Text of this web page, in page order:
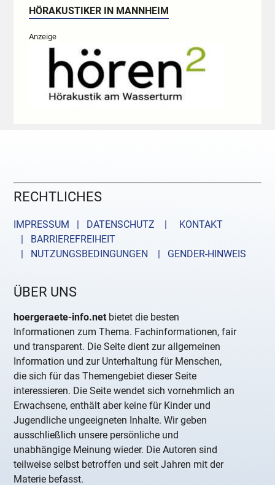
HÖRAKUSTIKER IN MANNHEIM
Anzeige
RECHTLICHES
IMPRESSUM | DATENSCHUTZ |
KONTAKT
| BARRIEREFREIHEIT
| NUTZUNGSBEDINGUNGEN
| GENDER-HINWEIS
ÜBER UNS
hoergeraete-info.net bietet die besten
Informationen zum Thema. Fachinformationen, fair
und transparent. Die Seite dient zur allgemeinen
Information und zur Unterhaltung für Menschen,
die sich für das Themengebiet dieser Seite
interessieren. Die Seite wendet sich vornehmlich an
Erwachsene, enthält aber keine für Kinder und
Jugendliche ungeeigneten Inhalte. Wir geben
ausschließlich unsere persönliche und
unabhängige Meinung wieder. Die Autoren sind
teilweise selbst betroffen und seit Jahren mit der
Materie befasst.